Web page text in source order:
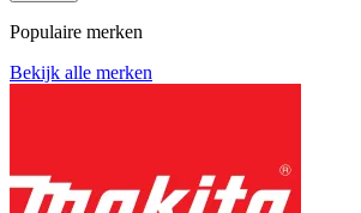
Populaire merken
Bekijk alle merken